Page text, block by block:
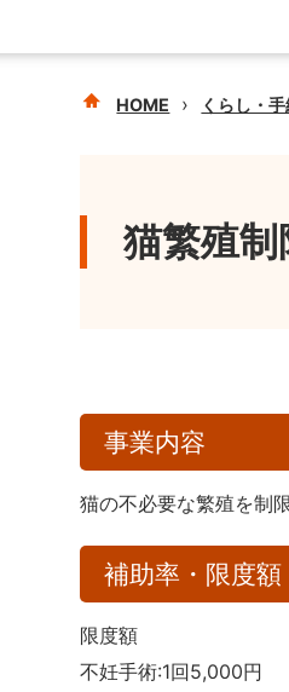
HOME › くらし・手
猫繁殖
事業内容
猫の不必要な繁殖を制
補助率・限度額
限度額
不妊手術:1回5,000円